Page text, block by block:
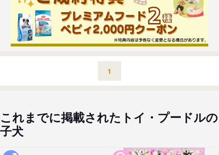
1
これまでに掲載されたトイ・プードルの
子犬